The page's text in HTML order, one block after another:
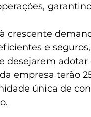
crescente
e
desejarem adotar
empresa terão
única de